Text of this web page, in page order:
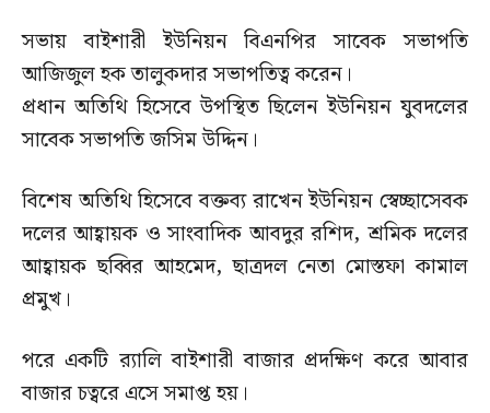
সভায় বাইশারী ইউনিয়ন বিএনপির সাবেক সভাপতি
আজিজুল হক তালুকদার সভাপতিত্ব করেন।
প্রধান অতিথি হিসেবে উপস্থিত ছিলেন ইউনিয়ন যুবদলের
সাবেক সভাপতি জসিম উদ্দিন।
বিশেষ অতিথি হিসেবে বক্তব্য রাখেন ইউনিয়ন স্বেচ্ছাসেবক
দলের আহ্বায়ক ও সাংবাদিক আবদুর রশিদ, শ্রমিক দলের
আহ্বায়ক ছব্বির আহমেদ, ছাত্রদল নেতা মোস্তফা কামাল
প্রমুখ।
পরে একটি র‌্যালি বাইশারী বাজার প্রদক্ষিণ করে আবার
বাজার চত্বরে এসে সমাপ্ত হয়।